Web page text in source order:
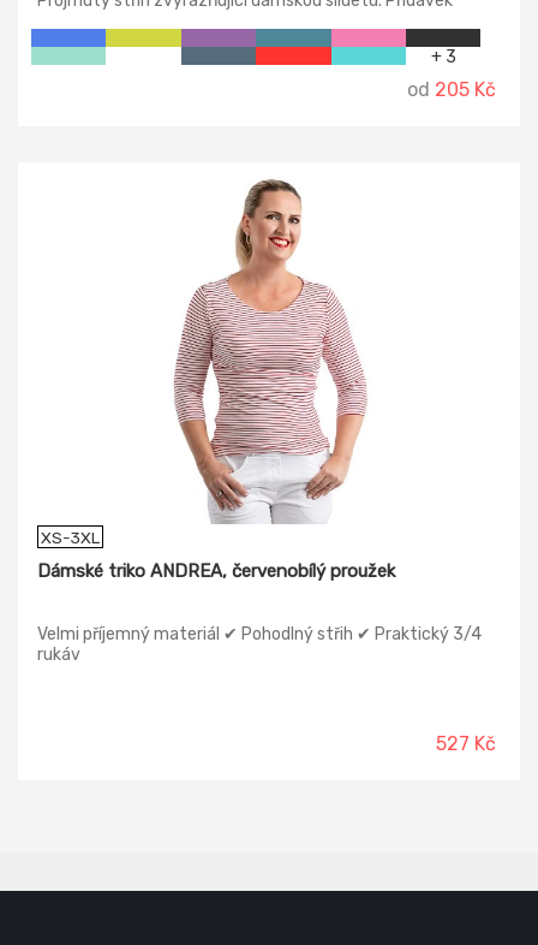
+ 3
od 205 Kč
XS-3XL
Dámské triko ANDREA, červenobílý proužek
Velmi příjemný materiál ✔ Pohodlný střih ✔ Praktický 3/4
rukáv
527 Kč